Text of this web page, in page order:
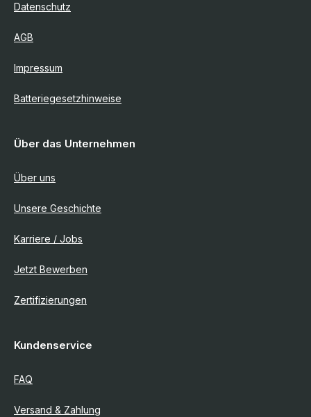
Datenschutz
AGB
Impressum
Batteriegesetzhinweise
Über das Unternehmen
Über uns
Unsere Geschichte
Karriere / Jobs
Jetzt Bewerben
Zertifizierungen
Kundenservice
FAQ
Versand & Zahlung